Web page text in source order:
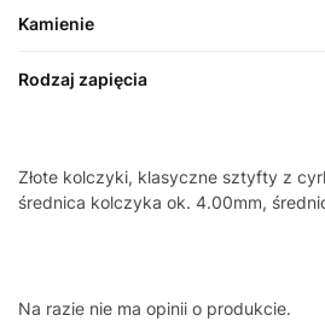
Kamienie
Rodzaj zapięcia
Złote kolczyki, klasyczne sztyfty z
średnica kolczyka ok. 4.00mm,
Na razie nie ma opinii o produkcie.